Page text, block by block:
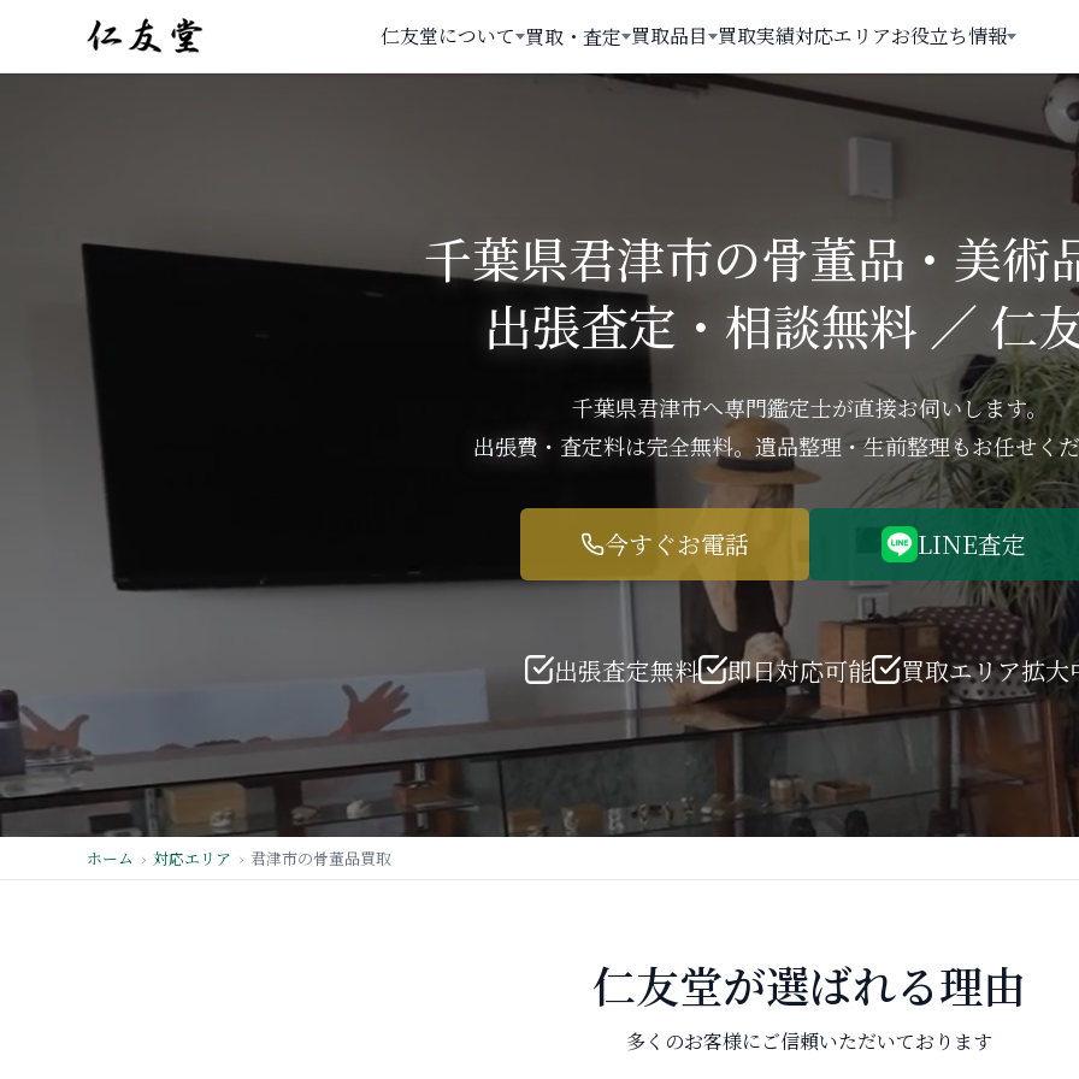
仁友堂について 買取・査定 買取品目 買取実績対応エリアお役立ち情報
千葉県君津市の骨董品・美術
出張査定・相談無料 ／ 仁
千葉県君津市へ専門鑑定士が直接お伺いします。
出張費・査定料は完全無料。遺品整理・生前整理もお任せく
今すぐお電話 LINE査定
出張査定無料 即日対応可能 買取エリア拡大
ホーム 対応エリア 君津市の骨董品買取
仁友堂が選ばれる理由
多くのお客様にご信頼いただいております